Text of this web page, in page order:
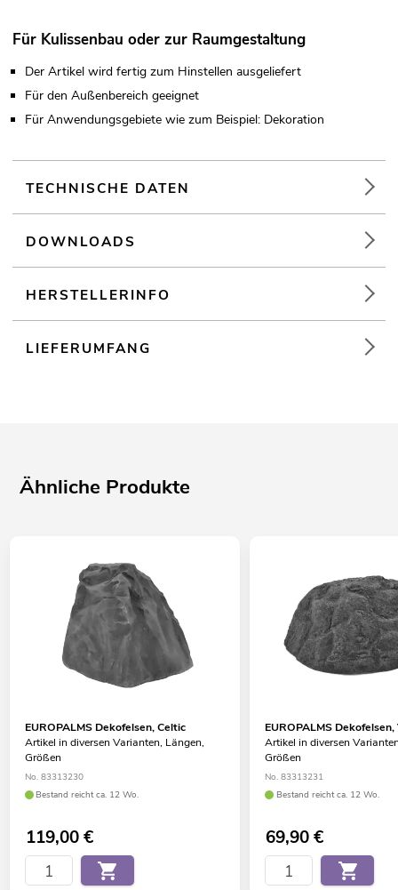
Für Kulissenbau oder zur Raumgestaltung
Der Artikel wird fertig zum Hinstellen ausgeliefert
Für den Außenbereich geeignet
Für Anwendungsgebiete wie zum Beispiel: Dekoration
TECHNISCHE DATEN
DOWNLOADS
HERSTELLERINFO
LIEFERUMFANG
Ähnliche Produkte
EUROPALMS Dekofelsen, Celtic
Artikel in diversen Varianten, Längen,
Größen
No. 83313230
Bestand reicht ca. 12 Wo.
119,00€
EUROPALMS Dekofelsen,
Artikel in diversen
Größen
No. 83313231
Bestand reicht ca. 12 Wo.
69,90€